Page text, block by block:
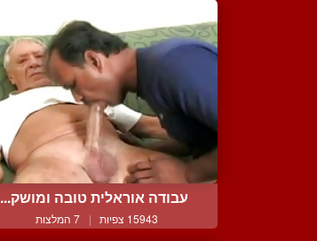
עבודה אוראלית טובה ומושק...
15943 צפיות | 7 המלצות